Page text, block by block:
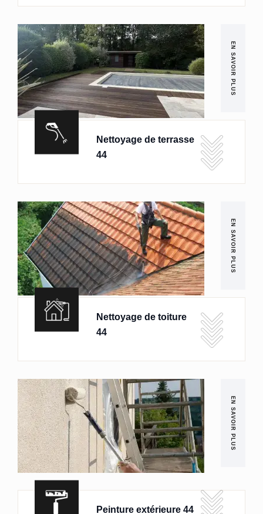
EN SAVOIR PLUS
Nettoyage de terrasse
44
EN SAVOIR PLUS
Nettoyage de toiture
44
EN SAVOIR PLUS
Peinture extérieure 44